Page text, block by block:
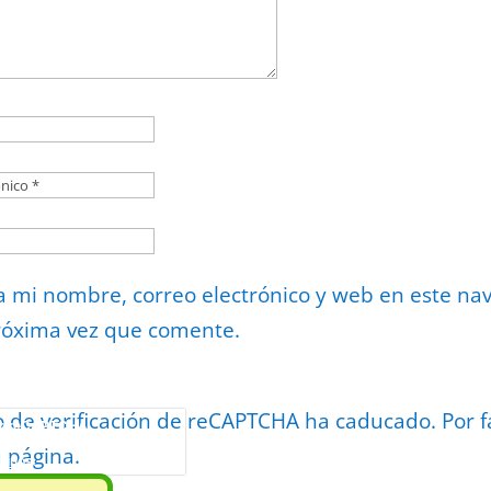
mi nombre, correo electrónico y web en este
vez que comente.
de verificación de reCAPTCHA ha caducado. Por
página.
reCAPTCHA
.